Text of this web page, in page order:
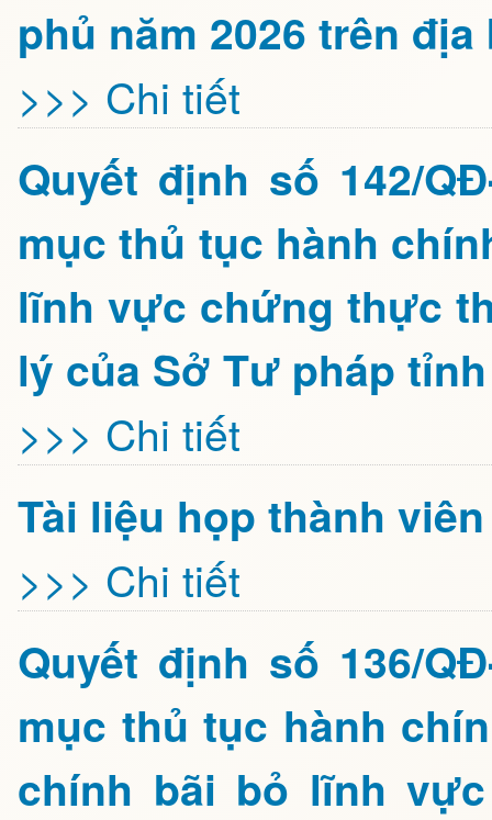
phủ năm 2026 trên
>>> Chi tiết
Quyết định số 142/
mục thủ tục hành
lĩnh vực chứng thực
lý của Sở Tư pháp
>>> Chi tiết
Tài liệu họp thành
>>> Chi tiết
Quyết định số 136/
mục thủ tục hành
chính bãi bỏ lĩnh